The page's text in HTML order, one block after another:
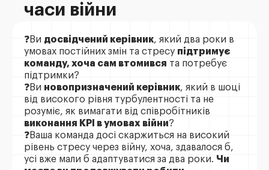
часи війни
❓Ви досвідчений керівник, який два роки в
умовах постійних змін та стресу підтримує
команду, хоча сам втомився та потребує
підтримки?
❓Ви новопризначений керівник, який в шоці
від високого рівня турбулентності та не
розуміє, як вимагати від співробітників
виконання КРІ в умовах війни?
❓Ваша команда досі скаржиться на високий
рівень стресу через війну, хоча, здавалося б,
усі вже мали б адаптуватися за два роки. Чи